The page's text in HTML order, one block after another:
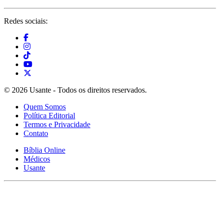
Redes sociais:
© 2026 Usante - Todos os direitos reservados.
Quem Somos
Política Editorial
Termos e Privacidade
Contato
Bíblia Online
Médicos
Usante